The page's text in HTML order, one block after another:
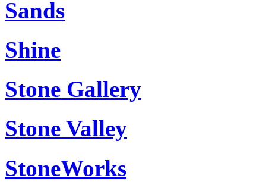
Sands
Shine
Stone Gallery
Stone Valley
StoneWorks